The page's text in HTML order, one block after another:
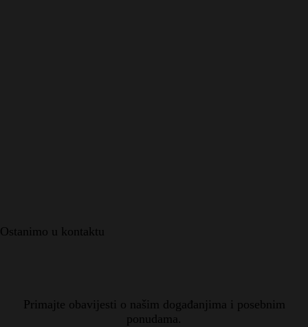
Ostanimo u kontaktu
Primajte obavijesti o našim događanjima i posebnim
ponudama.